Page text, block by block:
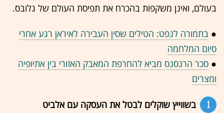
בעולם, ואינן משקפות בהכרח את תפיסת העולם של גלובס.
● בתמורה לנפט: הטילים שסין העבירה לאיראן רגע אחרי
סיום המלחמה
● סכר הרנסנס מביא להחרפת המאבק האזורי בין אתיופיה
ומצרים
1 בשווייץ שוקלים לבטל את העסקה עם אלביט